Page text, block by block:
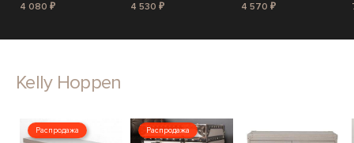
4 080 ₽
4 530 ₽
4 570 ₽
Kelly Hoppen
Распродажа Распродажа